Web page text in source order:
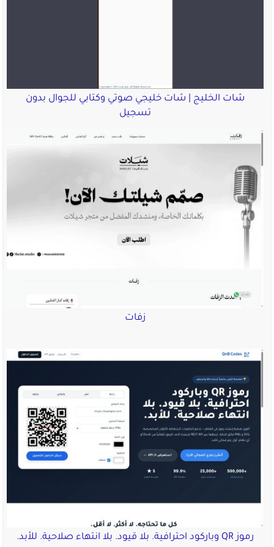
شات الخليج | شات خليجي صوتي وكتابي للجوال بدون
تسجيل
زفات
رموز QR وباركود احترافية. بلا قيود. بلا انتهاء صلاحية. للأبد.